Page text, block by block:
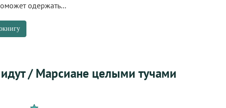
одержать...
/ Марсиане целыми тучами